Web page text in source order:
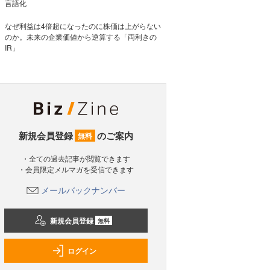
言語化
なぜ利益は4倍超になったのに株価は上がらない
のか。未来の企業価値から逆算する「両利きの
IR」
新規会員登録 無料 のご案内
・全ての過去記事が閲覧できます
・会員限定メルマガを受信できます
メールバックナンバー
新規会員登録 無料
ログイン